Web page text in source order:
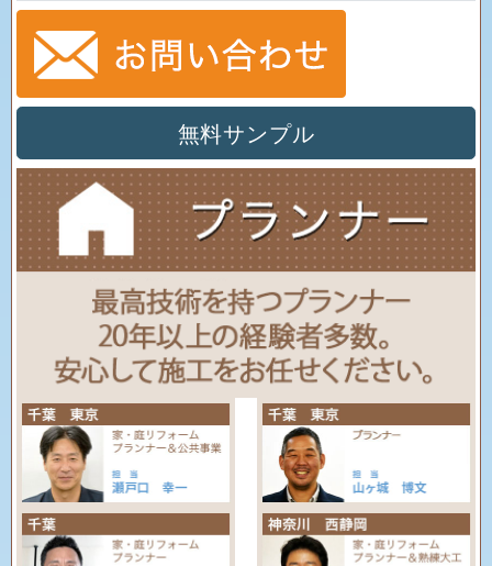
無料サンプル